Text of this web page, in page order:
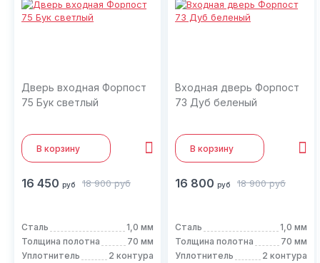
Дверь входная Форпост
75 Бук светлый
В корзину
16 450 руб 18 900 руб
Сталь
1,0 мм
Толщина полотна
70 мм
Уплотнитель
2 контура
Входная дверь Форпост
73 Дуб беленый
В корзину
16 800 руб 18 900 руб
Сталь
1,0 мм
Толщина полотна
70 мм
Уплотнитель
2 контура